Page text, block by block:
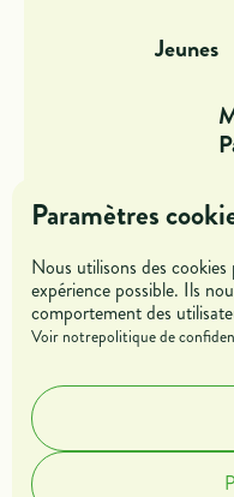
Jeunes
Dans l'action
Blog
Accueil
Paramètres
Nous utilisons des
expérience possible. Ils
comportement des
Voir notrepolitique de